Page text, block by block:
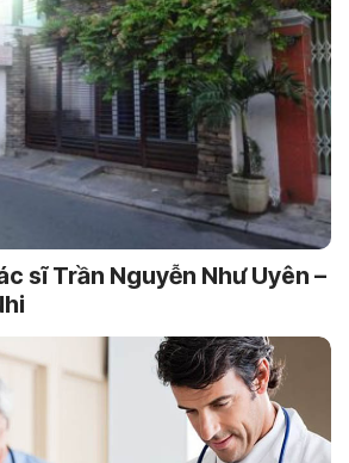
sĩ Trần Nguyễn Như Uyên –